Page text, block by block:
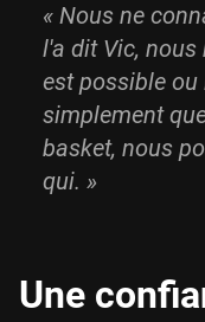
« Nous ne
l'a dit Vic, nous
est possible
simplement
basket, nous
qui. »
Une